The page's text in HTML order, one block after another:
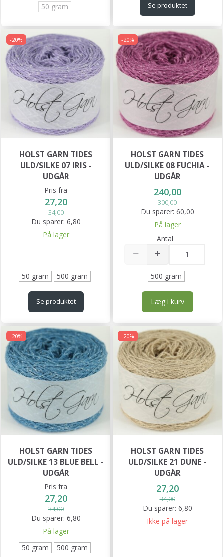
50 gram Se produktet
-20%
HOLST GARN TIDES
ULD/SILKE 07 IRIS -
UDGÅR
Pris fra
27,20
34,00
Du sparer: 6,80
På lager
50 gram 500 gram
Se produktet
-20%
HOLST GARN TIDES
ULD/SILKE 08 FUCHIA -
UDGÅR
240,00
300,00
Du sparer: 60,00
På lager
Antal
500 gram
Læg i kurv
-20%
HOLST GARN TIDES
ULD/SILKE 13 BLUE BELL -
UDGÅR
Pris fra
27,20
34,00
Du sparer: 6,80
På lager
50 gram
500 gram
-20%
HOLST GARN TIDES
ULD/SILKE 21 DUNE -
UDGÅR
27,20
34,00
Du sparer: 6,80
Ikke på lager